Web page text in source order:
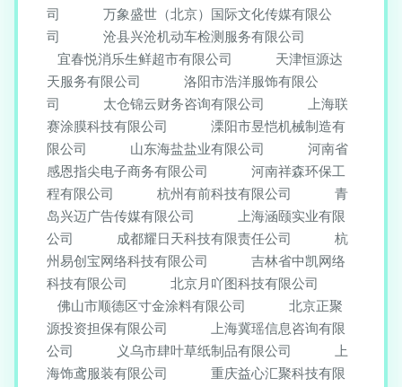
司
万象盛世（北京）国际文化传媒有限公
司
沧县兴沧机动车检测服务有限公司
宜春悦消乐生鲜超市有限公司
天津恒源达
天服务有限公司
洛阳市浩洋服饰有限公
司
太仓锦云财务咨询有限公司
上海联
赛涂膜科技有限公司
溧阳市昱恺机械制造有
限公司
山东海盐盐业有限公司
河南省
感恩指尖电子商务有限公司
河南祥森环保工
程有限公司
杭州有前科技有限公司
青
岛兴迈广告传媒有限公司
上海涵颐实业有限
公司
成都耀日天科技有限责任公司
杭
州易创宝网络科技有限公司
吉林省中凯网络
科技有限公司
北京月吖图科技有限公司
佛山市顺德区寸金涂料有限公司
北京正聚
源投资担保有限公司
上海冀瑶信息咨询有限
公司
义乌市肆叶草纸制品有限公司
上
海饰鸢服装有限公司
重庆益心汇聚科技有限